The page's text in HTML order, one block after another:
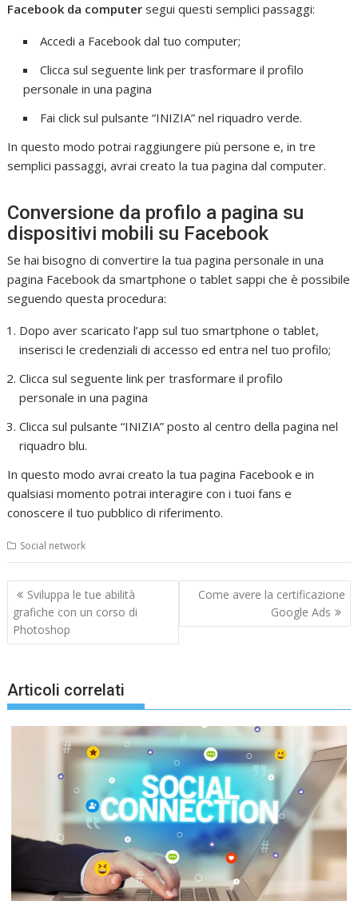
Facebook da computer segui questi semplici passaggi:
Accedi a Facebook dal tuo computer;
Clicca sul seguente link per trasformare il profilo
personale in una pagina
Fai click sul pulsante “INIZIA” nel riquadro verde.
In questo modo potrai raggiungere più persone e, in tre
semplici passaggi, avrai creato la tua pagina dal computer.
Conversione da profilo a pagina su
dispositivi mobili su Facebook
Se hai bisogno di convertire la tua pagina personale in una
pagina Facebook da smartphone o tablet sappi che è possibile
seguendo questa procedura:
Dopo aver scaricato l’app sul tuo smartphone o tablet,
inserisci le credenziali di accesso ed entra nel tuo profilo;
Clicca sul seguente link per trasformare il profilo
personale in una pagina
Clicca sul pulsante “INIZIA” posto al centro della pagina nel
riquadro blu.
In questo modo avrai creato la tua pagina Facebook e in
qualsiasi momento potrai interagire con i tuoi fans e
conoscere il tuo pubblico di riferimento.
Social network
Navigazione
articoli
Sviluppa le tue abilità
grafiche con un corso di
Photoshop
Come avere la certificazione
Google Ads
Articoli correlati